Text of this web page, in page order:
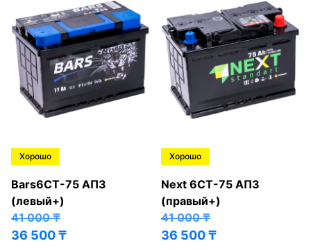
Хорошо
Bars6СТ-75 АПЗ
(левый+)
41 000₸
36 500₸
Хорошо
Next 6СТ-75 АПЗ
(правый+)
41 000₸
36 500₸